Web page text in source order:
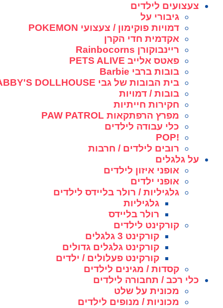
צעצועים לילדים
גיבורי על
דמויות פוקימון / צעצועי POKEMON
אקדמית חדי הקרן
ריינבוקורן Rainbocorns
פאטס אלייב PETS ALIVE
בובות ברבי Barbie
בית הבובות של גבי GABBY'S DOLLHOUSE
בובות / דמויות
חקירות חייתיות
מפרץ הרפתקאות PAW PATROL
כלי עבודה לילדים
!POP
רובים לילדים / חרבות
על גלגלים
אופני איזון לילדים
אופני ילדים
גלגיליות / רולר בליידס לילדים
גלגיליות
רולר בליידס
קורקינט לילדים
קורקינט 3 גלגלים
קורקינט גלגלים גדולים
קורקינט פעלולים / ילדים
קסדות / מגינים לילדים
כלי רכב / תחבורה לילדים
מכונית על שלט
מכוניות / מנופים לילדים